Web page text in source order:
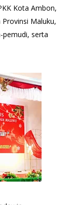
Kota Ambon,
Maluku,
serta